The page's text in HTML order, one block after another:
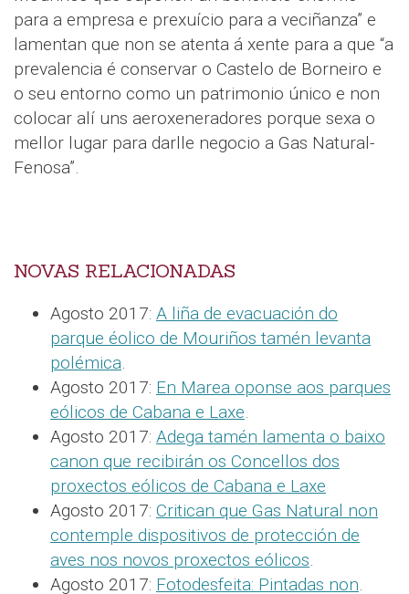
para a empresa e prexuício para a veciñanza” e
lamentan que non se atenta á xente para a que “a
prevalencia é conservar o Castelo de Borneiro e
o seu entorno como un patrimonio único e non
colocar alí uns aeroxeneradores porque sexa o
mellor lugar para darlle negocio a Gas Natural-
Fenosa”.
NOVAS RELACIONADAS
Agosto 2017: A liña de evacuación do
parque éolico de Mouriños tamén levanta
polémica.
Agosto 2017: En Marea oponse aos parques
eólicos de Cabana e Laxe.
Agosto 2017: Adega tamén lamenta o baixo
canon que recibirán os Concellos dos
proxectos eólicos de Cabana e Laxe
Agosto 2017: Critican que Gas Natural non
contemple dispositivos de protección de
aves nos novos proxectos eólicos.
Agosto 2017: Fotodesfeita: Pintadas non.